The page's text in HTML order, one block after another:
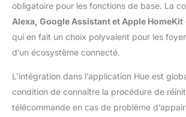
obligatoire pour les fonctions de base. La
Alexa, Google Assistant et Apple HomeKit
qui en fait un choix polyvalent pour les
d’un écosystème connecté.
L’intégration dans l’application Hue est
condition de connaître la procédure de
télécommande en cas de problème